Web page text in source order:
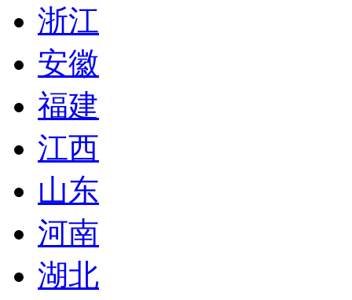
浙江
安徽
福建
江西
山东
河南
湖北